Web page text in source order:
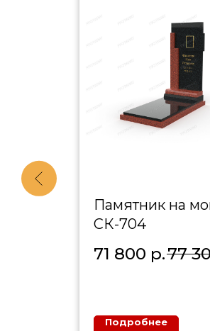
Памятник на
СК-704
71 800 р.77
Подробнее